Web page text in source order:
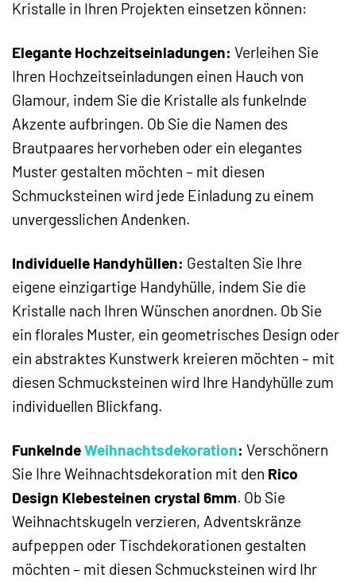
Kristalle in Ihren Projekten einsetzen können:
Elegante Hochzeitseinladungen: Verleihen Sie
Ihren Hochzeitseinladungen einen Hauch von
Glamour, indem Sie die Kristalle als funkelnde
Akzente aufbringen. Ob Sie die Namen des
Brautpaares hervorheben oder ein elegantes
Muster gestalten möchten – mit diesen
Schmucksteinen wird jede Einladung zu einem
unvergesslichen Andenken.
Individuelle Handyhüllen: Gestalten Sie Ihre
eigene einzigartige Handyhülle, indem Sie die
Kristalle nach Ihren Wünschen anordnen. Ob Sie
ein florales Muster, ein geometrisches Design oder
ein abstraktes Kunstwerk kreieren möchten – mit
diesen Schmucksteinen wird Ihre Handyhülle zum
individuellen Blickfang.
FunkelndeWeihnachtsdekoration: Verschönern
Sie Ihre Weihnachtsdekoration mit den Rico
Design Klebesteinen crystal 6mm. Ob Sie
Weihnachtskugeln verzieren, Adventskränze
aufpeppen oder Tischdekorationen gestalten
möchten – mit diesen Schmucksteinen wird Ihr